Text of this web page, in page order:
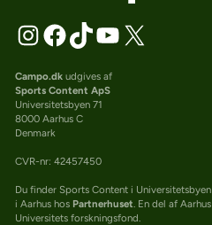
Campo.dkudgives af
Sports Content ApS
Universitetsbyen 71
8000 Aarhus C
Denmark
CVR-nr: 42457450
Du finder Sports Content i Universitetsbyen
i Aarhus hos Partnerhuset. En del af Aarhus
Universitets forskningsfond.